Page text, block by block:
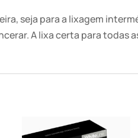
seja para a lixagem
A lixa certa para todas